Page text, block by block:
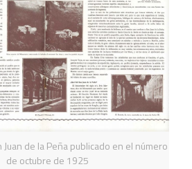
de la Peña publicado en el número
de octubre de 1925